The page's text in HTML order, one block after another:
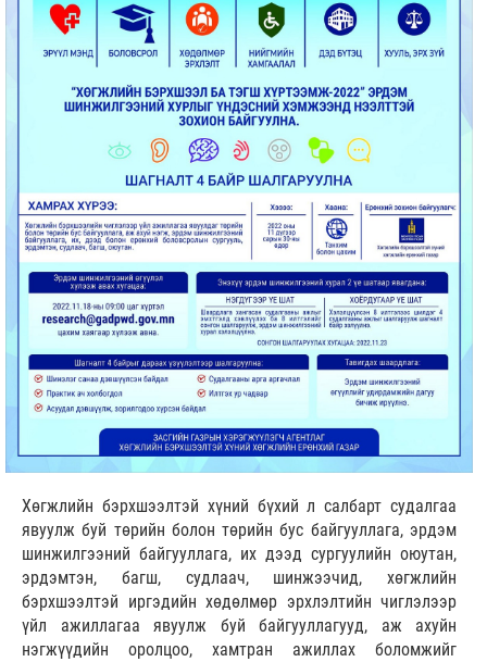
Хөгжлийн бэрхшээлтэй хүний бүхий л салбарт судалгаа
явуулж буй төрийн болон төрийн бус байгууллага, эрдэм
шинжилгээний байгууллага, их дээд сургуулийн оюутан,
эрдэмтэн, багш, судлаач, шинжээчид, хөгжлийн
бэрхшээлтэй иргэдийн хөдөлмөр эрхлэлтийн чиглэлээр
үйл ажиллагаа явуулж буй байгууллагууд, аж ахуйн
нэгжүүдийн оролцоо, хамтран ажиллах боломжийг